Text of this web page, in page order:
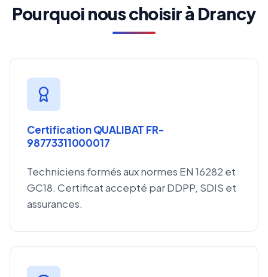
Pourquoi nous choisir à Drancy
Certification QUALIBAT FR-
98773311000017
Techniciens formés aux normes EN 16282 et
GC18. Certificat accepté par DDPP, SDIS et
assurances.